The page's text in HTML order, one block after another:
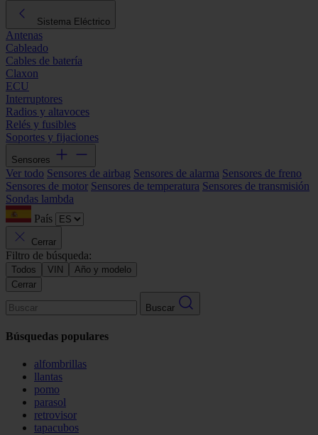
Sistema Eléctrico
Antenas
Cableado
Cables de batería
Claxon
ECU
Interruptores
Radios y altavoces
Relés y fusibles
Soportes y fijaciones
Sensores
Ver todo Sensores de airbag Sensores de alarma Sensores de freno
Sensores de motor Sensores de temperatura Sensores de transmisión
Sondas lambda
País
Cerrar
Filtro de búsqueda:
Todos VIN
Año y modelo
Cerrar
Buscar
Búsquedas populares
alfombrillas
llantas
pomo
parasol
retrovisor
tapacubos